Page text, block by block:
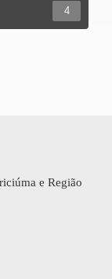
4
e Região